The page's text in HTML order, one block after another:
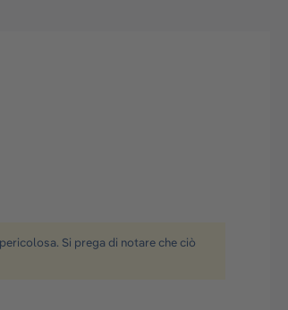
Si prega di notare che ciò